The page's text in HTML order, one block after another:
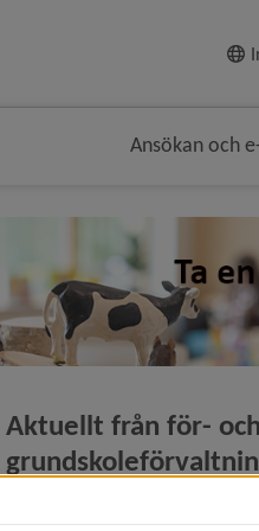
Ansökan och
Aktuellt från för- och